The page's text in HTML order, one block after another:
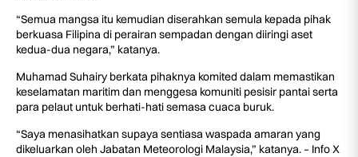
“Semua mangsa itu kemudian diserahkan semula kepada pihak
berkuasa Filipina di perairan sempadan dengan diiringi aset
kedua-dua negara,” katanya.
Muhamad Suhairy berkata pihaknya komited dalam memastikan
keselamatan maritim dan menggesa komuniti pesisir pantai serta
para pelaut untuk berhati-hati semasa cuaca buruk.
“Saya menasihatkan supaya sentiasa waspada amaran yang
dikeluarkan oleh Jabatan Meteorologi Malaysia,” katanya. – Info X